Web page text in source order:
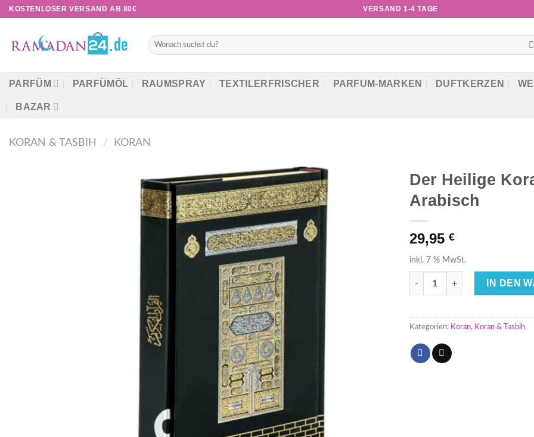
ZumKOSTENLOSER VERSAND AB 80€ VERSAND 1-4 TAGE
Suchen
nach:
PARFÜM PARFÜMÖL RAUMSPRAY TEXTILERFRISCHER PARFUM-MARKEN DUFTKERZEN
BAZAR
KORAN & TASBIH / KORAN
Der Heilige
Arabisch
29,95 €
inkl. 7 % MwSt.
Der Heilige Koran Quran in
IN DEN
Kategorien: Koran, Koran & Tasbih